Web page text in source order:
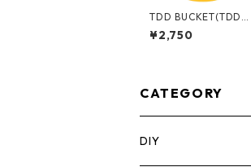
TDD BUCKET(TDDバ
ケット) 5ガロンバケツ
[コントラクター] フタ
¥2,750
CATEGORY
DIY